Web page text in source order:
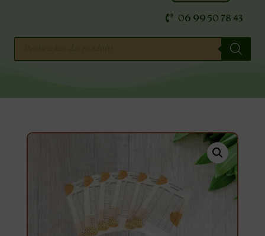
06 99 50 78 43
Recherche
produits